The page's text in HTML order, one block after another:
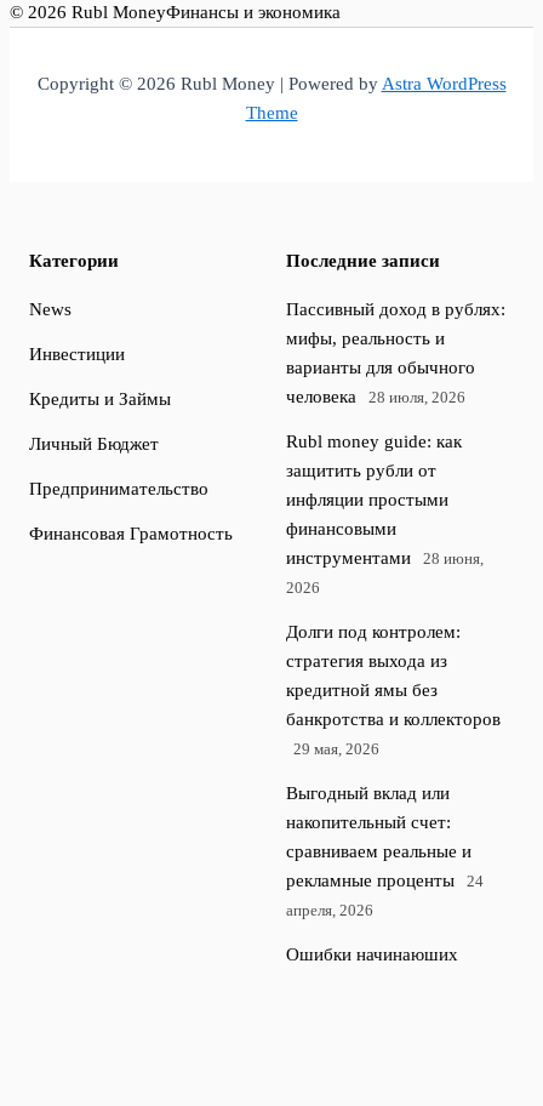
© 2026 Rubl MoneyФинансы и экономика
Copyright © 2026 Rubl Money | Powered byAstra WordPress
Theme
Категории
News
Инвестиции
Кредиты и Займы
Личный Бюджет
Предпринимательство
Финансовая Грамотность
Последние записи
Пассивный доход в рублях:
мифы, реальность и
варианты для обычного
человека
28 июля, 2026
Rubl money guide: как
защитить рубли от
инфляции простыми
финансовыми
инструментами
28 июня,
2026
Долги под контролем:
стратегия выхода из
кредитной ямы без
банкротства и коллекторов
29 мая, 2026
Выгодный вклад или
накопительный счет:
сравниваем реальные и
рекламные проценты
24
апреля, 2026
Ошибки начинающих